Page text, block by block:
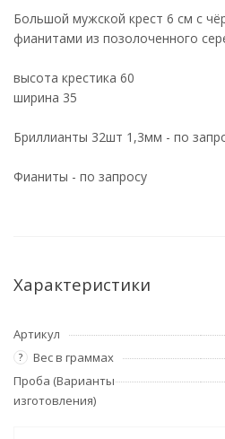
Большой мужской крест 6 см с
фианитами из позолоченного
высота крестика 60
ширина 35
Бриллианты 32шт 1,3мм - по
Фианиты - по запросу
Характеристики
Артикул
? Вес в граммах
Проба (Варианты
изготовления)